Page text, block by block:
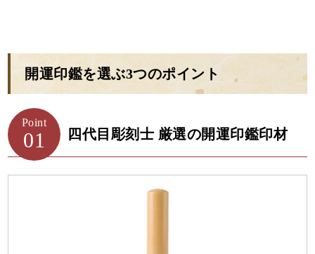
開運印鑑を選ぶ3つのポイント
Point
01 四代目彫刻士 厳選の開運印鑑印材